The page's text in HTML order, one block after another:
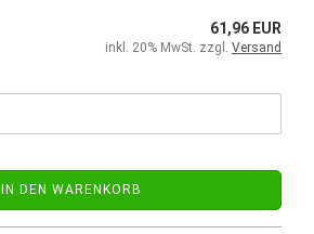
61,96 EUR
inkl. 20% MwSt. zzgl. Versand
IN DEN WARENKORB